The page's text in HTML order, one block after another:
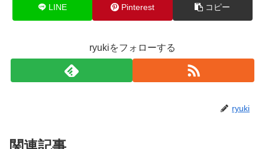
LINE Pinterest コピー
ryukiをフォローする
ryuki